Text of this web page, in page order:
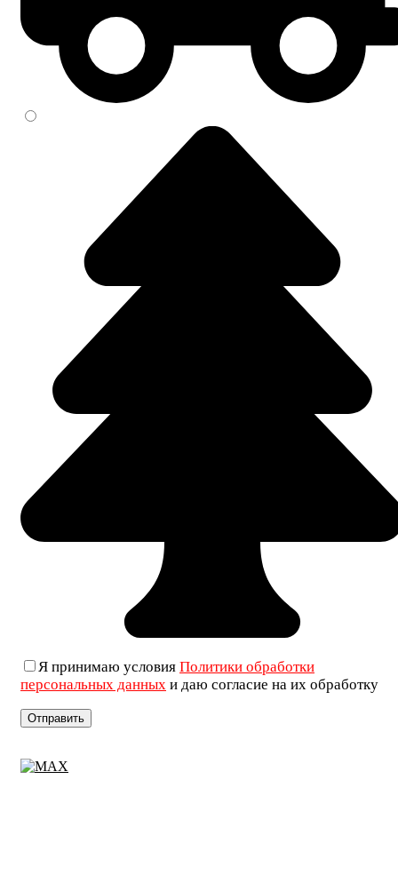
Я принимаю условия Политики обработки
персональных данных и даю согласие на их обработку